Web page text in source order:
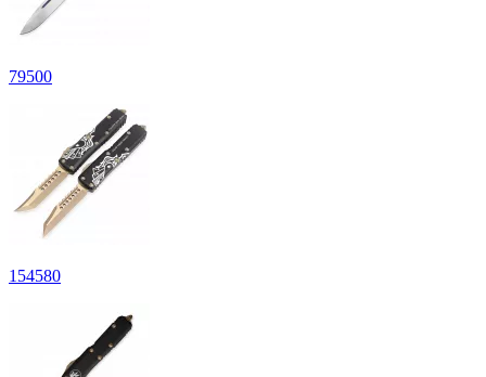
79500
154580